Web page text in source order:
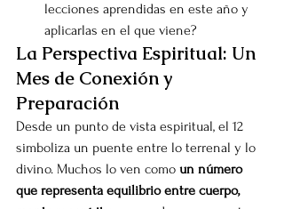
lecciones aprendidas en este año y
aplicarlas en el que viene?
La Perspectiva Espiritual: Un
Mes de Conexión y
Preparación
Desde un punto de vista espiritual, el 12
simboliza un puente entre lo terrenal y lo
divino. Muchos lo ven como un número
que representa equilibrio entre cuerpo,